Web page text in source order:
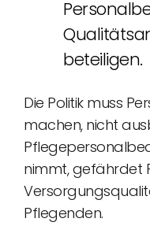
beteiligen.
Die Politik muss
machen, nicht
nimmt, gefährdet
Pflegenden.